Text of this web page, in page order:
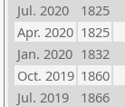
Jul. 2020
1825
Apr. 2020 1825
Jan. 2020 1832
Oct. 2019 1860
Jul. 2019
1866